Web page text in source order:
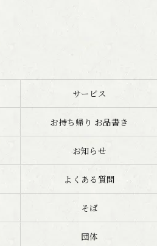
サービス
お持ち帰り お品書き
お知らせ
よくある質問
そば
団体